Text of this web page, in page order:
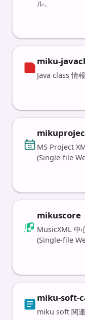
ル。
miku-
Java class 情
MS Project
(Single-file
mikuscore
MusicXML 中
(Single-file
miku-soft-
miku soft 関連